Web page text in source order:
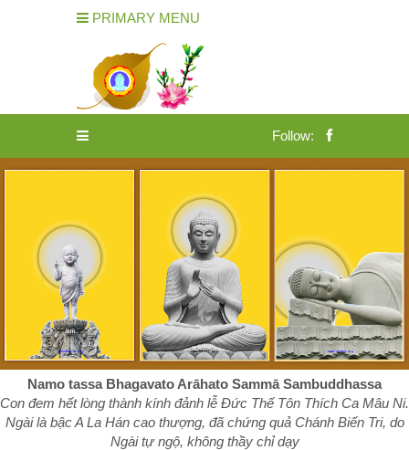
PRIMARY MENU
Follow:
Namo tassa Bhagavato Arāhato Sammā Sambuddhassa
Con đem hết lòng thành kính đảnh lễ Đức Thế Tôn Thích Ca Mâu Ni.
Ngài là bậc A La Hán cao thượng, đã chứng quả Chánh Biến Tri, do
Ngài tự ngộ, không thầy chỉ dạy